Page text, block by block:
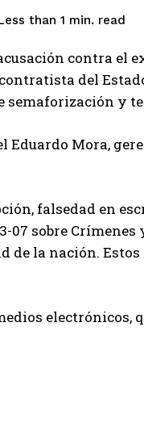
than 1 min. read
contra el
del
semaforización y
Mora,
falsedad en
sobre
de la nación.
electrónicos,